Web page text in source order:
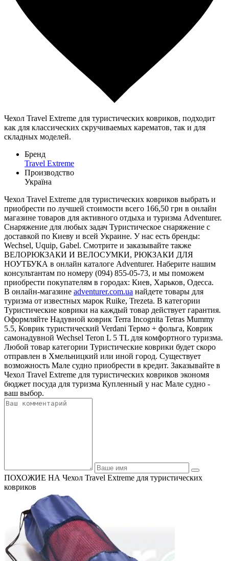
Чехол Travel Extreme для туристических ковриков, подходит
как для классических скручиваемых карематов, так и для
складных моделей.
Бренд
Travel Extreme
Производство
Україна
Чехол Travel Extreme для туристических ковриков выбрать и
приобрести по лучшей стоимости всего 166,50 грн в онлайн
магазине товаров для активного отдыха и туризма Adventurer.
Снаряжение для любых задач Туристическое снаряжение с
доставкой по Киеву и всей Украине. У нас есть бренды:
Wechsel, Uquip, Gabel. Смотрите и заказывайте также
ВЕЛОРЮКЗАКИ И ВЕЛОСУМКИ, РЮКЗАКИ ДЛЯ
НОУТБУКА в онлайн каталоге Adventurer. Наберите нашим
консультантам по номеру (094) 855-05-73, и мы поможем
приобрести покупателям в городах: Киев, Харьков, Одесса.
В онлайн-магазине adventurer.com.ua найдете товары для
туризма от известных марок Ruike, Trezeta. В категории
Туристические коврики на каждый товар действует гарантия.
Оформляйте Надувной коврик Terra Incognita Tetras Mummy
5.5, Коврик туристический Verdani Термо + фольга, Коврик
самонадувной Wechsel Teron L 5 TL для комфортного туризма.
Любой товар категории Туристические коврики будет скоро
отправлен в Хмельницкий или иной город. Существует
возможность Мале судно приобрести в кредит. Заказывайте в
Чехол Travel Extreme для туристических ковриков экономя
бюджет посуда для туризма Купленный у нас Мале судно -
ваш выбор.
ПОХОЖИЕ НА Чехол Travel Extreme для туристических
ковриков